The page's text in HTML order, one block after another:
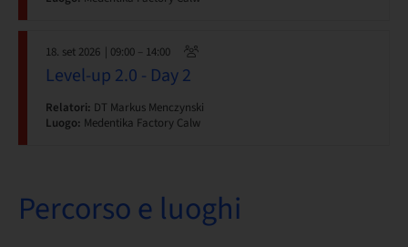
18. set 2026 | 09:00 – 14:00
Level-up 2.0 - Day 2
Relatori: DT Markus Menczynski
Luogo: Medentika Factory Calw
Percorso e luoghi